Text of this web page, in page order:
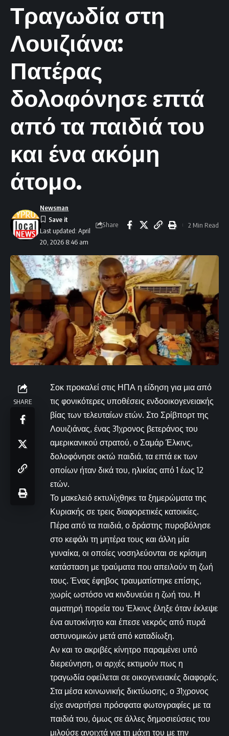
Τραγωδία στη
Λουιζιάνα:
Πατέρας
δολοφόνησε επτά
από τα παιδιά του
και ένα ακόμη
άτομο.
Last updated: April
20, 2026 8:46 am
Newsman
Share 2 Min Read
SHARE
Σοκ προκαλεί στις ΗΠΑ η είδηση για μια από
τις φονικότερες υποθέσεις ενδοοικογενειακής
βίας των τελευταίων ετών. Στο Σρίβπορτ της
Λουιζιάνας, ένας 31χρονος βετεράνος του
αμερικανικού στρατού, ο Σαμάρ Έλκινς,
δολοφόνησε οκτώ παιδιά, τα επτά εκ των
οποίων ήταν δικά του, ηλικίας από 1 έως 12
ετών.
Το μακελειό εκτυλίχθηκε τα ξημερώματα της
Κυριακής σε τρεις διαφορετικές κατοικίες.
Πέρα από τα παιδιά, ο δράστης πυροβόλησε
στο κεφάλι τη μητέρα τους και άλλη μία
γυναίκα, οι οποίες νοσηλεύονται σε κρίσιμη
κατάσταση με τραύματα που απειλούν τη ζωή
τους. Ένας έφηβος τραυματίστηκε επίσης,
χωρίς ωστόσο να κινδυνεύει η ζωή του. Η
αιματηρή πορεία του Έλκινς έληξε όταν έκλεψε
ένα αυτοκίνητο και έπεσε νεκρός από πυρά
αστυνομικών μετά από καταδίωξη.
Αν και το ακριβές κίνητρο παραμένει υπό
διερεύνηση, οι αρχές εκτιμούν πως η
τραγωδία οφείλεται σε οικογενειακές διαφορές.
Στα μέσα κοινωνικής δικτύωσης, ο 31χρονος
είχε αναρτήσει πρόσφατα φωτογραφίες με τα
παιδιά του, όμως σε άλλες δημοσιεύσεις του
μιλούσε ανοιχτά για τη μάχη του με την